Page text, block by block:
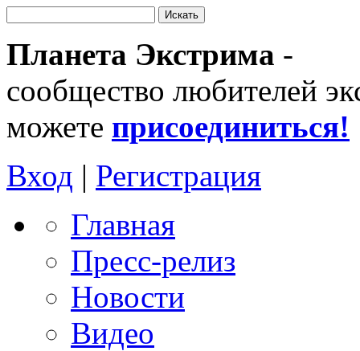
Планета Экстрима -
сообщество любителей
можете присоединиться!
Вход | Регистрация
Главная
Пресс-релиз
Новости
Видео